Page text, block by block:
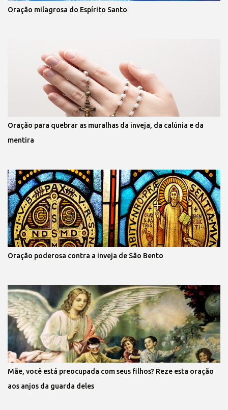
Oração milagrosa do Espírito Santo
Oração para quebrar as muralhas da inveja, da calúnia e da
mentira
Oração poderosa contra a inveja de São Bento
Mãe, você está preocupada com seus filhos? Reze esta oração
aos anjos da guarda deles